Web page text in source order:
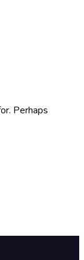
Perhaps